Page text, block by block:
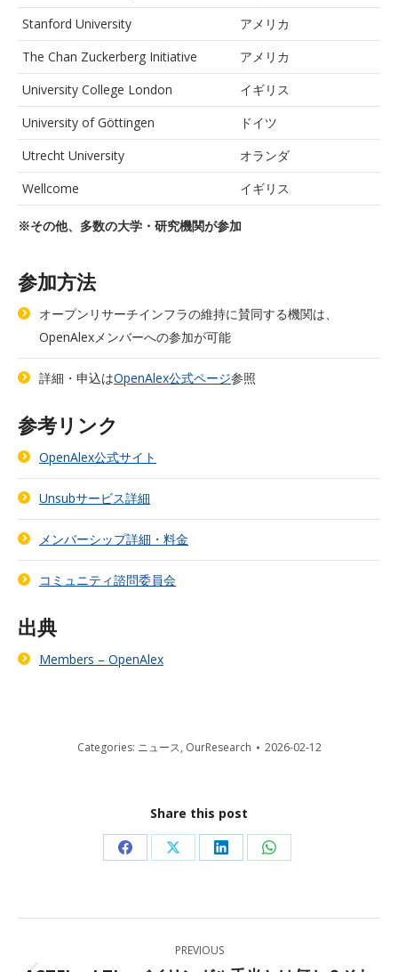
Stanford University
アメリカ
The Chan Zuckerberg Initiative
アメリカ
University College London
イギリス
University of Göttingen
ドイツ
Utrecht University
オランダ
Wellcome
イギリス
※その他、多数の大学・研究機関が参加
参加方法
オープンリサーチインフラの維持に賛同する機関は、
OpenAlexメンバーへの参加が可能
詳細・申込はOpenAlex公式ページ参照
参考リンク
OpenAlex公式サイト
Unsubサービス詳細
メンバーシップ詳細・料金
コミュニティ諮問委員会
出典
Members – OpenAlex
Categories: ニュース, OurResearch 2026-02-12
Share this post
Share
Facebook
Share
X
Share
LinkedIn
Share
WhatsApp
navigation
PREVIOUS